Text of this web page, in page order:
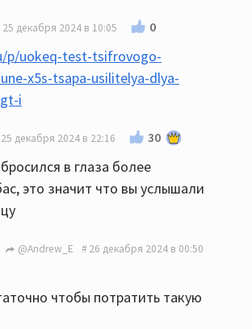
25 декабря 2024 в 10:05 0
p/uokeq-test-tsifrovogo-
x5s-tsapa-usilitelya-dlya-
i
25 декабря 2024 в 22:16 30
в глаза более
это значит что вы услышали
@Andrew_E 26 декабря 2024 в 00:50
чтобы потратить такую